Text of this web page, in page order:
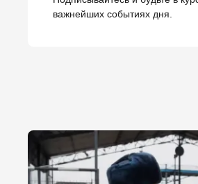
важнейших событиях дня.